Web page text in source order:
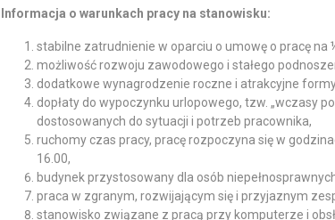
Informacja o warunkach pracy na stanowisku:
stabilne zatrudnienie w oparciu o umowę o pracę na
możliwość rozwoju zawodowego i stałego
dodatkowe wynagrodzenie roczne i atrakcyjne
dopłaty do wypoczynku urlopowego, tzw. „wczasy
dostosowanych do sytuacji i potrzeb pracownika,
ruchomy czas pracy, pracę rozpoczyna się w
16.00,
budynek przystosowany dla osób
praca w zgranym, rozwijającym się i przyjaznym
stanowisko związane z pracą przy komputerze i